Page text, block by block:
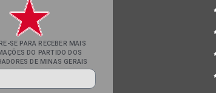
SE PARA RECEBER MAIS
DO PARTIDO DOS
DE MINAS GERAIS